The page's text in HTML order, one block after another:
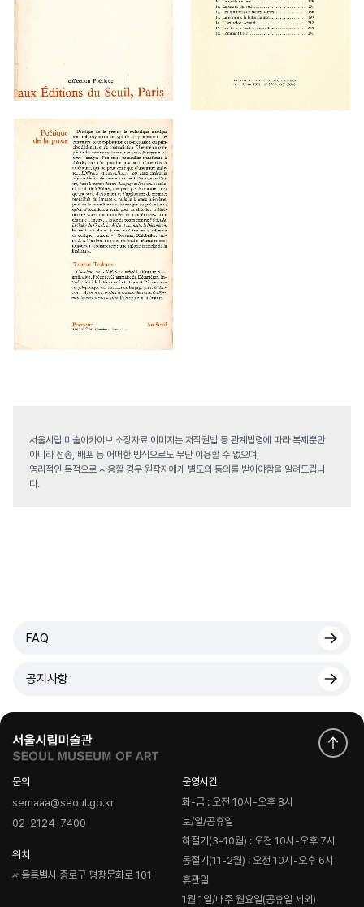
서울시립 미술아카이브 소장자료 이미지는 저작권법 등 관계법령에 따라 복제뿐만
아니라 전송, 배포 등 어떠한 방식으로도 무단 이용할 수 없으며,
영리적인 목적으로 사용할 경우 원작자에게 별도의 동의를 받아야함을 알려드립니
다.
FAQ
공지사항
문의
semaaa@seoul.go.kr
02-2124-7400
위치
서울특별시 종로구 평창문화로 101
운영시간
화-금 : 오전 10시-오후 8시
토/일/공휴일
하절기(3-10월) : 오전 10시-오후 7시
동절기(11-2월) : 오전 10시-오후 6시
휴관일
1월 1일/매주 월요일(공휴일 제외)